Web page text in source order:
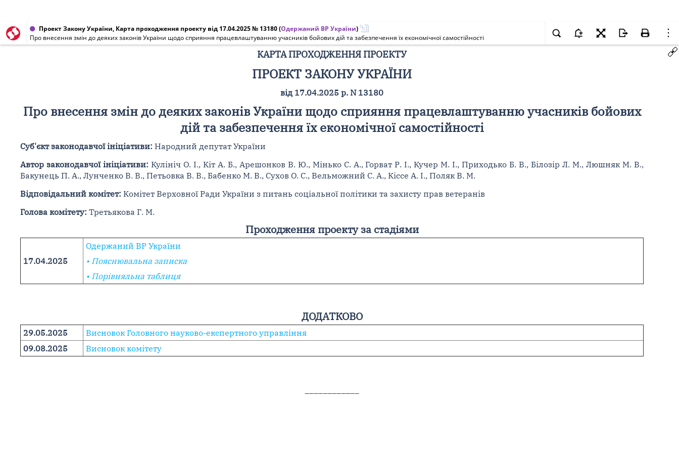
Проект Закону України, Карта проходження проекту від 17.04.2025 № 13180(Одержаний ВР України)
Про внесення змін до деяких законів України щодо сприяння працевлаштуванню учасників бойових дій та забезпечення їх економічної самостійності